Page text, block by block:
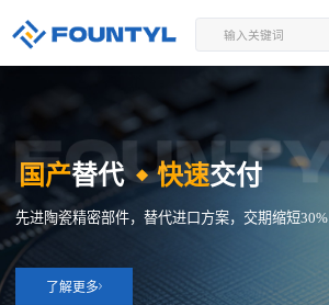
国产替代 ◆ 快速交付
先进陶瓷精密部件，替代进口方案，交期缩短30%
了解更多